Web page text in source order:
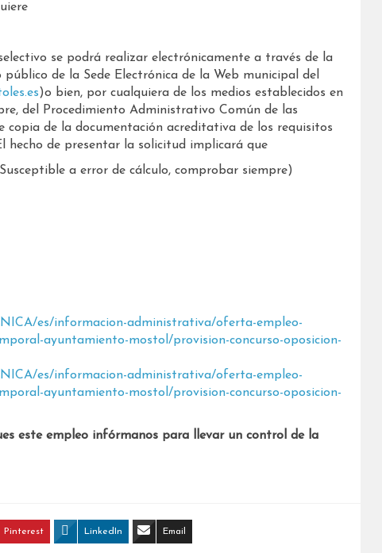
se podrá realizar electrónicamente a través de la
de la Sede Electrónica de la Web municipal del
)o bien, por cualquiera de los medios establecidos en
del Procedimiento Administrativo Común de las
copia de la documentación acreditativa de los requisitos
hecho de presentar la solicitud implicará que
a error de cálculo, comprobar siempre)
es/informacion-administrativa/oferta-empleo-
ayuntamiento-mostol/provision-concurso-oposicion-
es/informacion-administrativa/oferta-empleo-
ayuntamiento-mostol/provision-concurso-oposicion-
este empleo infórmanos para llevar un control de la
Pinterest LinkedIn Email